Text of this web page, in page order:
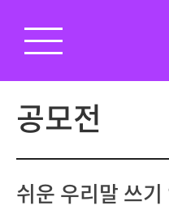
공모전
쉬운 우리말 쓰